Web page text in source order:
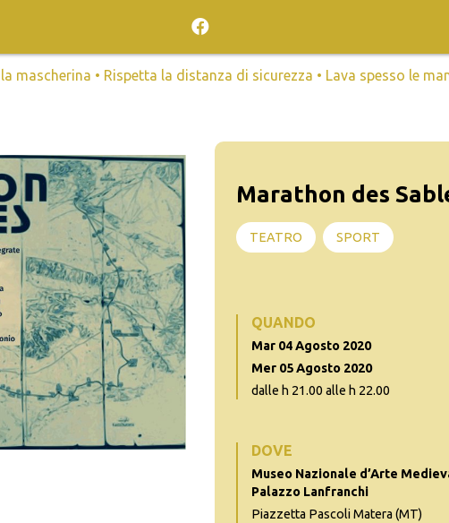
la mascherina • Rispetta la distanza di sicurezza • Lava spesso le
Marathon des
TEATRO SPORT
QUANDO
Mar 04 Agosto 2020
Mer 05 Agosto 2020
dalle h 21.00 alle h 22.00
DOVE
Museo Nazionale d’Arte
Palazzo Lanfranchi
Piazzetta Pascoli Matera (MT)